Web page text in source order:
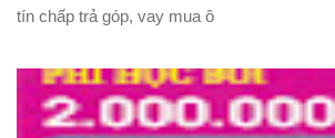
tín chấp trả góp, vay mua ô